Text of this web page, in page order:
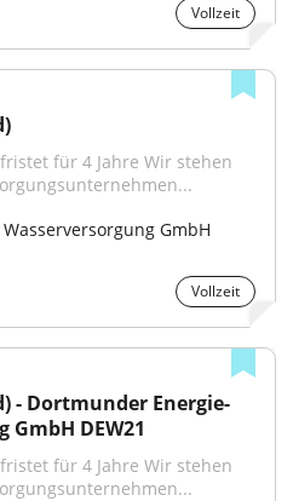
Vollzeit
für 4 Jahre Wir stehen
GmbH
Vollzeit
- Dortmunder Energie-
DEW21
für 4 Jahre Wir stehen